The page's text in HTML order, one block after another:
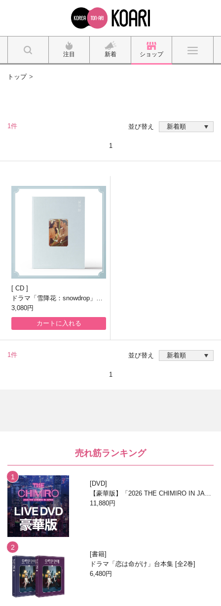
注目 新着 ショップ
トップ
1件
1
並び替え
CD
ドラマ「雪降花：snowdrop」OS
T
3,080円
カートに入れる
1件
1
並び替え
売れ筋ランキング
DVD
【豪華版】「2026 THE CHIMIRO IN JAPA
N」DVD
11,880円
書籍
ドラマ「恋は命がけ」台本集 [全2巻]
6,480円